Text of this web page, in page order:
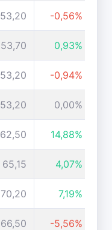
53,20 -0,56%
53,70 0,93%
53,20 -0,94%
53,20 0,00%
62,50 14,88%
65,15 4,07%
70,20 7,19%
66,50 -5,56%